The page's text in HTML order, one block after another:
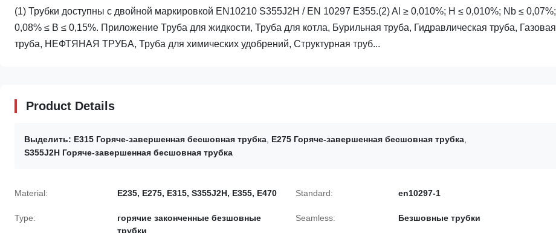
(1) Трубки доступны с двойной маркировкой EN10210 S355J2H / EN 10297 E355.(2) Al ≥ 0,010%; Н ≤ 0,010%; Nb ≤ 0,07%;
0,08% ≤ В ≤ 0,15%. Приложение Труба для жидкости, Труба для котла, Бурильная труба, Гидравлическая труба, Газовая
труба, НЕФТЯНАЯ ТРУБА, Труба для химических удобрений, Структурная труб...
Product Details
Выделить: E315 Горяче-завершенная бесшовная трубка E275 Горяче-завершенная бесшовная трубка
S355J2H Горяче-завершенная бесшовная трубка
Material: E235, E275, E315, S355J2H, E355, E470 Standard: en10297-1
Type:
горячие законченные безшовные
трубки
Seamless: Безшовные трубки